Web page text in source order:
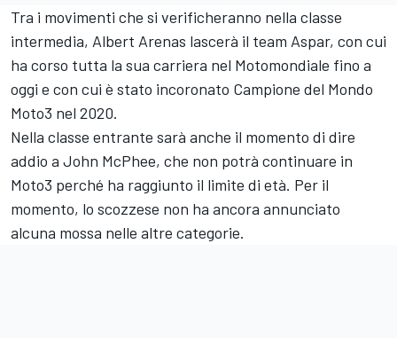
Tra i movimenti che si verificheranno nella classe
intermedia, Albert Arenas lascerà il team Aspar, con cui
ha corso tutta la sua carriera nel Motomondiale fino a
oggi e con cui è stato incoronato Campione del Mondo
Moto3 nel 2020.
Nella classe entrante sarà anche il momento di dire
addio a John McPhee, che non potrà continuare in
Moto3 perché ha raggiunto il limite di età. Per il
momento, lo scozzese non ha ancora annunciato
alcuna mossa nelle altre categorie.